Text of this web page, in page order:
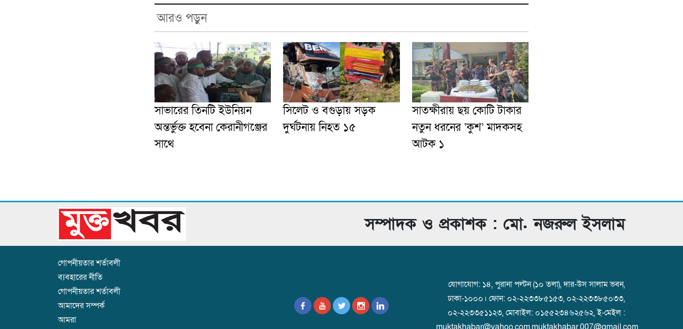
আরও পড়ুন
সাভারের তিনটি ইউনিয়ন
অন্তর্ভুক্ত হবেনা কেরানীগঞ্জের
সাথে
সিলেট ও বগুড়ায় সড়ক
দুর্ঘটনায় নিহত ১৫
সাতক্ষীরায় ছয় কোটি টাকার
নতুন ধরনের ‘কুশ’ মাদকসহ
আটক ১
সম্পাদক ও প্রকাশক : মো. নজরুল ইসলাম
গোপনীয়তার শর্তাবলী
ব্যবহারের নীতি
গোপনীয়তার শর্তাবলী
আমাদের সম্পর্ক
আমরা
যোগাযোগ: ১৪, পুরানা পল্টন (১০ তলা), দার-উস সালাম ভবন,
ঢাকা-১০০০। ফোন: ০২-২২৩৩৮৫১৫৩, ০২-২২৩৩৮৫০৩৩,
০২-২২৩৩৫১১২৩, মোবাইল: ০১৫৫২৩৪৬২৫৬২, ই-মেইল :